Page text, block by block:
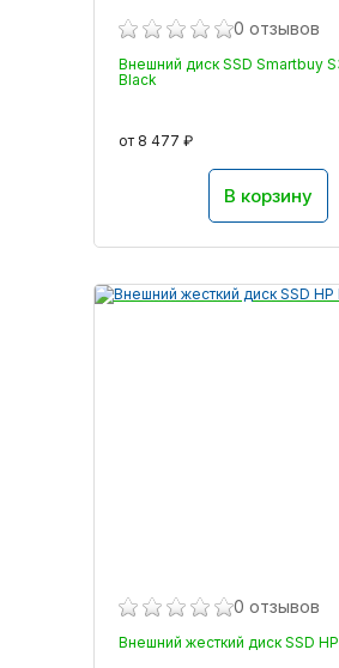
0 отзывов
Внешний диск SSD Smartbuy
Black
от 8 477 ₽
В корзину
0 отзывов
Внешний жесткий диск SSD